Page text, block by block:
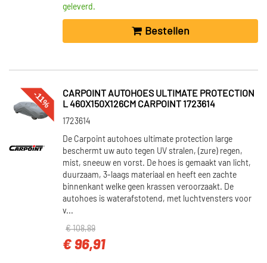
geleverd.
Bestellen
-11%
CARPOINT AUTOHOES ULTIMATE PROTECTION
L 460X150X126CM CARPOINT 1723614
1723614
De Carpoint autohoes ultimate protection large
beschermt uw auto tegen UV stralen, (zure) regen,
mist, sneeuw en vorst. De hoes is gemaakt van licht,
duurzaam, 3-laags materiaal en heeft een zachte
binnenkant welke geen krassen veroorzaakt. De
autohoes is waterafstotend, met luchtvensters voor
v...
€ 108,89
€ 96,91